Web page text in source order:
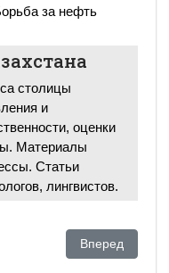
за нефть
столицы
и
оценки
Материалы
Статьи
лингвистов.
лидера профсоюза
Следующий:
Вперед